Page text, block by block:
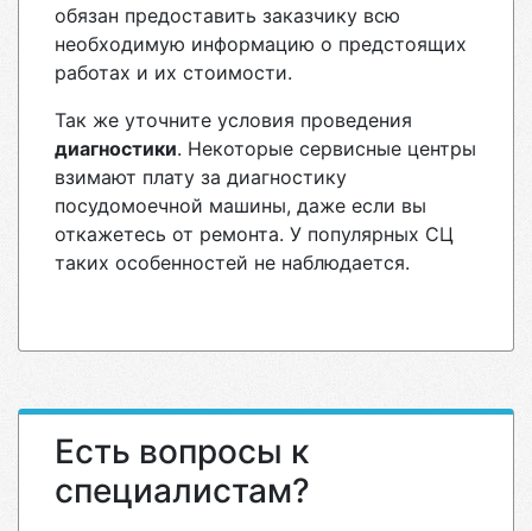
обязан предоставить заказчику всю
необходимую информацию о предстоящих
работах и их стоимости.
Так же уточните условия проведения
диагностики. Некоторые сервисные центры
взимают плату за диагностику
посудомоечной машины, даже если вы
откажетесь от ремонта. У популярных СЦ
таких особенностей не наблюдается.
Есть вопросы к
специалистам?